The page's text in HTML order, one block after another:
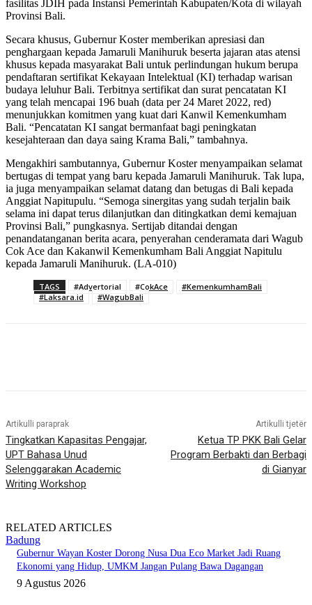
fasilitas JDIH pada Instansi Pemerintah Kabupaten/Kota di wilayah
Provinsi Bali.
Secara khusus, Gubernur Koster memberikan apresiasi dan
penghargaan kepada Jamaruli Manihuruk beserta jajaran atas atensi
khusus kepada masyarakat Bali untuk perlindungan hukum berupa
pendaftaran sertifikat Kekayaan Intelektual (KI) terhadap warisan
budaya leluhur Bali. Terbitnya sertifikat dan surat pencatatan KI
yang telah mencapai 196 buah (data per 24 Maret 2022, red)
menunjukkan komitmen yang kuat dari Kanwil Kemenkumham
Bali. “Pencatatan KI sangat bermanfaat bagi peningkatan
kesejahteraan dan daya saing Krama Bali,” tambahnya.
Mengakhiri sambutannya, Gubernur Koster menyampaikan selamat
bertugas di tempat yang baru kepada Jamaruli Manihuruk. Tak lupa,
ia juga menyampaikan selamat datang dan betugas di Bali kepada
Anggiat Napitupulu. “Semoga sinergitas yang sudah terjalin baik
selama ini dapat terus dilanjutkan dan ditingkatkan demi kemajuan
Provinsi Bali,” pungkasnya. Sertijab ditandai dengan
penandatanganan berita acara, penyerahan cenderamata dari Wagub
Cok Ace dan Kakanwil Kemenkumham Bali Anggiat Napitulu
kepada Jamaruli Manihuruk. (LA-010)
TAGS #Advertorial #CokAce
#KemenkumhamBali
#Laksara.id
#WagubBali
Artikulli paraprak
Tingkatkan Kapasitas Pengajar,
UPT Bahasa Unud
Selenggarakan Academic
Writing Workshop
Artikulli tjetër
Ketua TP PKK Bali Gelar
Program Berbakti dan Berbagi
di Gianyar
RELATED ARTICLES
Badung
Gubernur Wayan Koster Dorong Nusa Dua Eco Market Jadi Ruang
Ekonomi yang Hidup, UMKM Jangan Pulang Bawa Dagangan
9 Agustus 2026